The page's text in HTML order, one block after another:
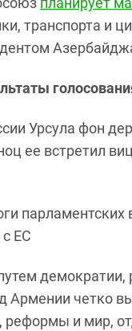
транспорта и
Урсула фон
ее встретил
ЕС
демократии,
Армении четко
и мир,